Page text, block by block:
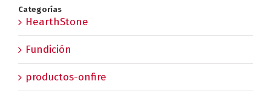
Categorías
HearthStone
Fundición
productos-onfire